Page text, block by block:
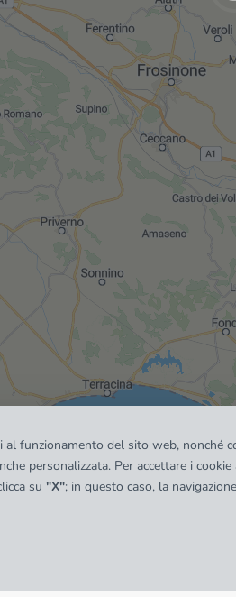
al funzionamento del sito web,
personalizzata. Per accettare i
su "X"; in questo caso, la